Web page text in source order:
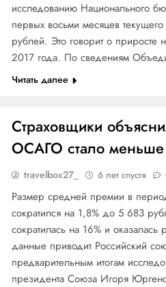
исследованию Национального
первых восьми месяцев
рублей. Это говорит о приросте
2017 года. По сведениям
Читать далее
Страховщики
ОСАГО стало меньше
travelbox27_ 6 лет спустя
Размер средней премии в
сократился на 1,8% до 5 683
сократилась на 16% и
данные приводит Российский
предварительным итогам
президента Союза Игоря